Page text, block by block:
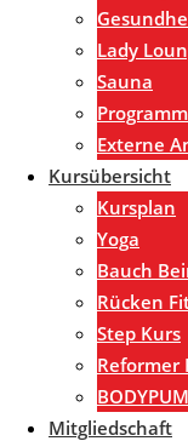
Lady
Sauna
Externe
Kursübersicht
Kursplan
Yoga
Bauch
Rücken
Step Kurs
Reformer
Mitgliedschaft